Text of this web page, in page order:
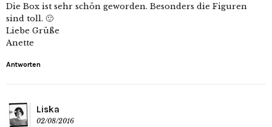
Die Box ist sehr schön geworden. Besonders die Figuren
sind toll. 🙂
Liebe Grüße
Anette
Antworten
Liska
02/08/2016